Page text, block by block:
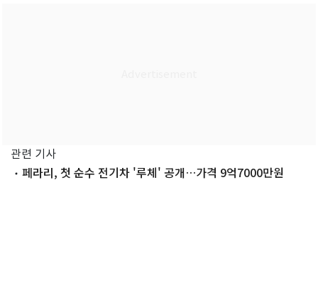
관련 기사
페라리, 첫 순수 전기차 '루체' 공개…가격 9억7000만원